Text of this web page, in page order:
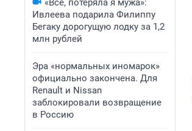
«Всё, потеряла я мужа»:
Ивлеева подарила Филиппу
Бегаку дорогущую лодку за 1,2
млн рублей
Эра «нормальных иномарок»
официально закончена. Для
Renault и Nissan
заблокировали возвращение
в Россию